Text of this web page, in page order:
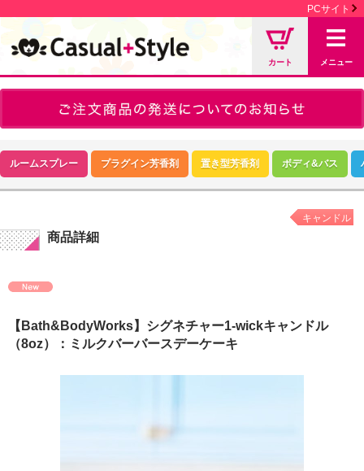
PCサイト
カート メニュー
ルームスプレー プラグイン芳香剤 置き型芳香剤 ボディ&バス
商品詳細
キャンドル
【Bath&BodyWorks】シグネチャー1-wickキャンドル
（8oz）：ミルクバーバースデーケーキ